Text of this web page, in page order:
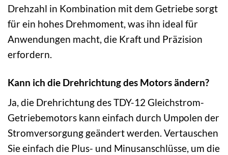
Drehzahl in Kombination mit dem Getriebe sorgt
für ein hohes Drehmoment, was ihn ideal für
Anwendungen macht, die Kraft und Präzision
erfordern.
Kann ich die Drehrichtung des Motors ändern?
Ja, die Drehrichtung des TDY-12 Gleichstrom-
Getriebemotors kann einfach durch Umpolen der
Stromversorgung geändert werden. Vertauschen
Sie einfach die Plus- und Minusanschlüsse, um die